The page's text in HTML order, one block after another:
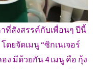
ที่สังสรรค์กับเพื่อนๆ ปีนี้
ยจัดเมนู “ซิกเนเจอร์
ง มีด้วยกัน 4 เมนู คือ กุ้ง